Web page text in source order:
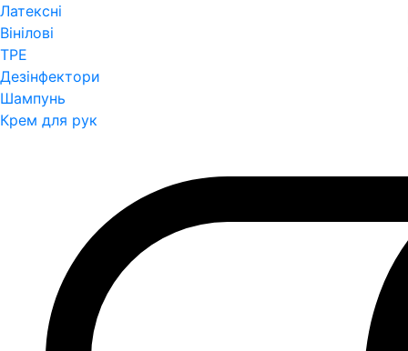
Латексні
Вінілові
TPE
Дезінфектори
Шампунь
Крем для рук